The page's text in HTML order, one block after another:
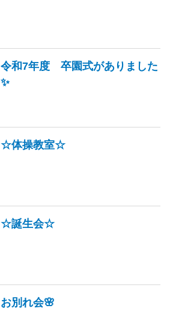
令和7年度 卒園式がありました
✨
☆体操教室☆
☆誕生会☆
お別れ会🌸